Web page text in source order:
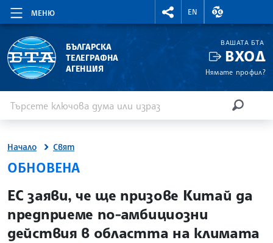
МЕНЮ
RIGHTMENU.SOCIAL
EN
ВАЛУТНИ
БЪЛГАРСКА
ТЕЛЕГРАФНА
АГЕНЦИЯ
ВАШАТА БТА
ВХОД
Нямате профил?
Начало Свят
ОБНОВЕНА
site.bta
ЕС заяви, че ще призове Китай да
предприеме по-амбициозни
действия в областта на климата